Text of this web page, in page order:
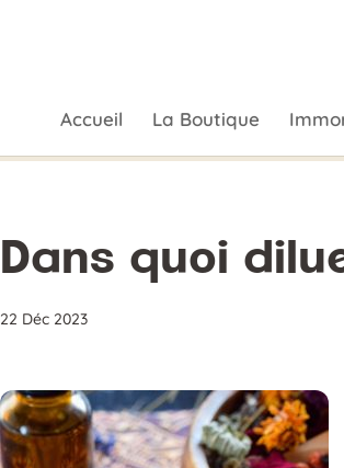
Accueil La Boutique
Dans quoi
22 Déc 2023